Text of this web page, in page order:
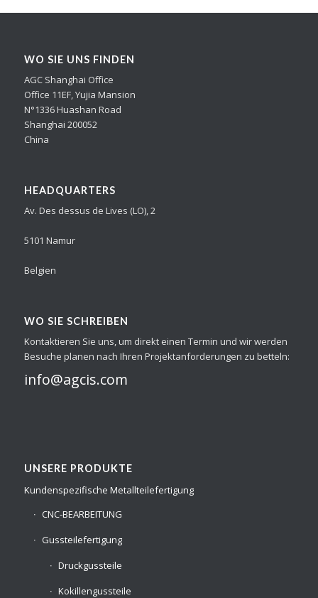
WO SIE UNS FINDEN
AGC Shanghai Office
Office 11EF, Yujia Mansion
N°1336 Huashan Road
Shanghai 200052
China
HEADQUARTERS
Av. Des dessus de Lives (LO), 2
5101 Namur
Belgien
WO SIE SCHREIBEN
Kontaktieren Sie uns, um direkt einen Termin und wir werden
Besuche planen nach Ihren Projektanforderungen zu betteln:
info@agcis.com
UNSERE PRODUKTE
Kundenspezifische Metallteilefertigung
CNC-BEARBEITUNG
Gussteilefertigung
Druckgussteile
Kokillengussteile